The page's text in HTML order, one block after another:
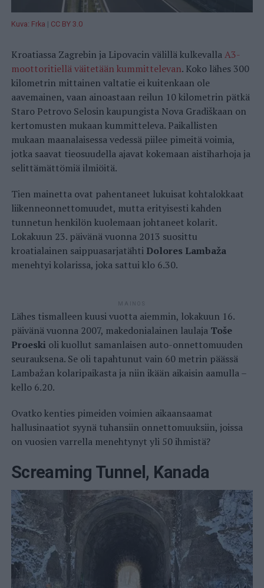
Kuva: Frka | CC BY 3.0
Kroatiassa Zagrebin ja Lipovacin välillä kulkevallaA3-
moottoritiellä väitetään kummittelevan. Koko lähes 300
kilometrin mittainen valtatie ei kuitenkaan ole
aavemainen, vaan ainoastaan reilun 10 kilometrin pätkä
Staro Petrovo Selosin kaupungista Nova Gradiškaan on
kertomusten mukaan kummitteleva. Paikallisten
mukaan maanalaisessa vedessä piilee pimeitä voimia,
jotka saavat tieosuudella ajavat kokemaan aistiharhoja ja
selittämättömiä ilmiöitä.
Tien mainetta ovat pahentaneet lukuisat kohtalokkaat
liikenneonnettomuudet, mutta erityisesti kahden
tunnetun henkilön kuolemaan johtaneet kolarit.
Lokakuun 23. päivänä vuonna 2013 suosittu
kroatialainen saippuasarjatähti Dolores Lambaža
menehtyi kolarissa, joka sattui klo 6.30.
MAINOS
Lähes tismalleen kuusi vuotta aiemmin, lokakuun 16.
päivänä vuonna 2007, makedonialainen laulaja Toše
Proeskioli kuollut samanlaisen auto-onnettomuuden
seurauksena. Se oli tapahtunut vain 60 metrin päässä
Lambažan kolaripaikasta ja niin ikään aikaisin aamulla –
kello 6.20.
Ovatko kenties pimeiden voimien aikaansaamat
hallusinaatiot syynä tuhansiin onnettomuuksiin, joissa
on vuosien varrella menehtynyt yli 50 ihmistä?
Screaming Tunnel, Kanada